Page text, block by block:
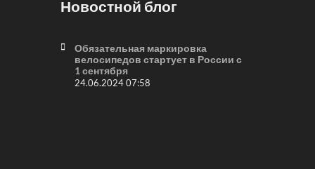
Новостной блог
Обязательная маркировка
велосипедов стартует в России с
1 сентября
24.06.2024 07:58